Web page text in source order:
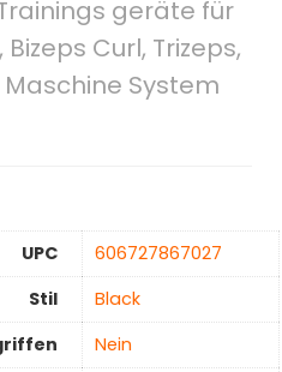
geräte für
Bizeps Curl, Trizeps,
System
UPC
‎606727867027
Stil
‎Black
‎Nein